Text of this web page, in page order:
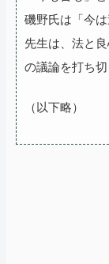
磯野氏は「今は
先生は、法と
の議論を打ち切
（以下略）